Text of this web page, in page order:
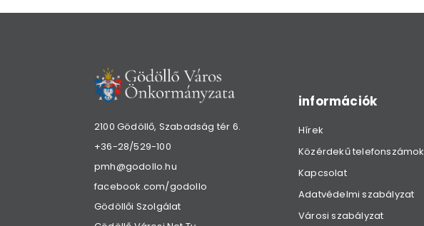
2100 Gödöllő, Szabadság tér 6.
+36-28/529-100
pmh@godollo.hu
facebook.com/godollo
Gödöllői Szolgálat
információk
Hírek
Közérdekű telefonszámok
Kapcsolat
Adatvédelmi szabályzat
Városi szabályzat